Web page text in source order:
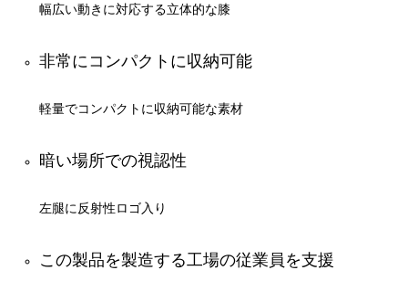
幅広い動きに対応する立体的な膝
非常にコンパクトに収納可能
軽量でコンパクトに収納可能な素材
暗い場所での視認性
左腿に反射性ロゴ入り
この製品を製造する工場の従業員を支援